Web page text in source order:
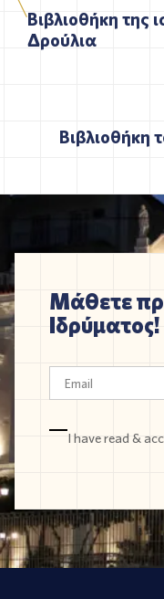
Βιβλιοθήκη της
Δρούλια
Βιβλιοθήκη
Μάθετε
Ιδρύματος!
I have read &